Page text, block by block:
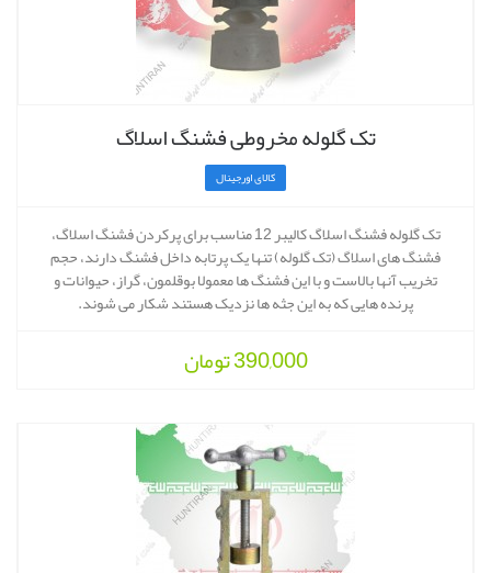
تک گلوله مخروطی فشنگ اسلاگ
کالای اورجینال
تک گلوله فشنگ اسلاگ کالیبر 12 مناسب برای پرکردن فشنگ اسلاگ،
فشنگ های اسلاگ (تک گلوله) تنها یک پرتابه داخل فشنگ دارند، حجم
تخریب آنها بالاست و با این فشنگ ها معمولا بوقلمون، گراز، حیوانات و
پرنده هایی که به این جثه ها نزدیک هستند شکار می شوند.
390,000تومان